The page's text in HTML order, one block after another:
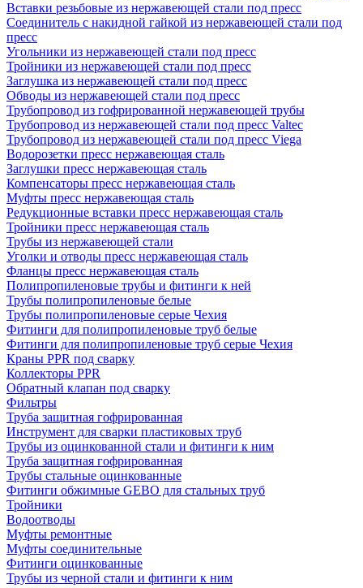
Вставки резьбовые из нержавеющей стали под пресс
Соединитель с накидной гайкой из нержавеющей стали под
пресс
Угольники из нержавеющей стали под пресс
Тройники из нержавеющей стали под пресс
Заглушка из нержавеющей стали под пресс
Обводы из нержавеющей стали под пресс
Трубопровод из гофрированной нержавеющей трубы
Трубопровод из нержавеющей стали под пресс Valtec
Трубопровод из нержавеющей стали под пресс Viega
Водорозетки пресс нержавеющая сталь
Заглушки пресс нержавеющая сталь
Компенсаторы пресс нержавеющая сталь
Муфты пресс нержавеющая сталь
Редукционные вставки пресс нержавеющая сталь
Тройники пресс нержавеющая сталь
Трубы из нержавеющей стали
Уголки и отводы пресс нержавеющая сталь
Фланцы пресс нержавеющая сталь
Полипропиленовые трубы и фитинги к ней
Трубы полипропиленовые белые
Трубы полипропиленовые серые Чехия
Фитинги для полипропиленовые труб белые
Фитинги для полипропиленовые труб серые Чехия
Краны PPR под сварку
Коллекторы PPR
Обратный клапан под сварку
Фильтры
Труба защитная гофрированная
Инструмент для сварки пластиковых труб
Трубы из оцинкованной стали и фитинги к ним
Труба защитная гофрированная
Трубы стальные оцинкованные
Фитинги обжимные GEBO для стальных труб
Тройники
Водоотводы
Муфты ремонтные
Муфты соединительные
Фитинги оцинкованные
Трубы из черной стали и фитинги к ним